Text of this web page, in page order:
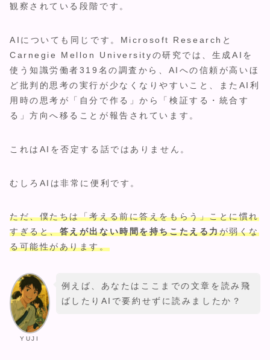
観察されている段階です。
AIについても同じです。Microsoft Researchと
Carnegie Mellon Universityの研究では、生成AIを
使う知識労働者319名の調査から、AIへの信頼が高いほ
ど批判的思考の実行が少なくなりやすいこと、またAI利
用時の思考が「自分で作る」から「検証する・統合す
る」方向へ移ることが報告されています。
これはAIを否定する話ではありません。
むしろAIは非常に便利です。
ただ、僕たちは「考える前に答えをもらう」ことに慣れ
すぎると、答えが出ない時間を持ちこたえる力が弱くな
る可能性があります。
YUJI
例えば、あなたはここまでの文章を読み飛
ばしたりAIで要約せずに読みましたか？